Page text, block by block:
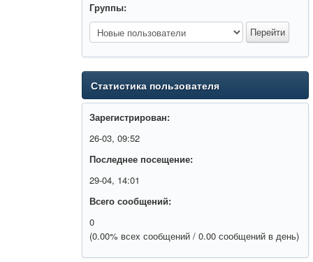
Группы:
Статистика пользователя
Зарегистрирован:
26-03, 09:52
Последнее посещение:
29-04, 14:01
Всего сообщений:
0
(0.00% всех сообщений / 0.00 сообщений в день)